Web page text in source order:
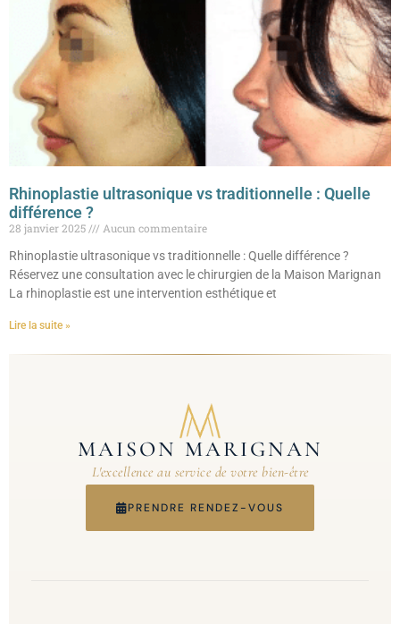
Rhinoplastie ultrasonique vs traditionnelle : Quelle
différence ?
28 janvier 2025
Aucun commentaire
Rhinoplastie ultrasonique vs traditionnelle : Quelle différence ?
Réservez une consultation avec le chirurgien de la Maison Marignan
La rhinoplastie est une intervention esthétique et
Lire la suite »
MAISON MARIGNAN
L'excellence au service de votre bien-être
PRENDRE RENDEZ-VOUS